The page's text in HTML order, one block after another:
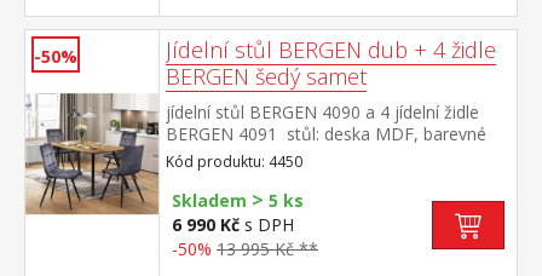
80 × 75 cm rozměr židle (š/h/v) 45 × 53 × 88
cm
-50%
Jídelní stůl BERGEN dub + 4 židle
BERGEN šedý samet
jídelní stůl BERGEN 4090 a 4 jídelní židle
BERGEN 4091 stůl: deska MDF, barevné
provedení dub Wotan kovová konstrukce,
barevné provedení černá židle: sametový
potah, barevné provedení šedá kovová
konstrukce, barevné provedení černá výška
sedu židle 49 cm rozměr stolu (š/h/v) 140 ×
Kód produktu: 4450
Skladem > 5 ks
6 990 Kč s DPH
-50% 13 995 Kč **